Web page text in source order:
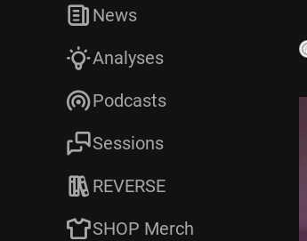
News
Analyses
Podcasts
Sessions
REVERSE
SHOP Merch